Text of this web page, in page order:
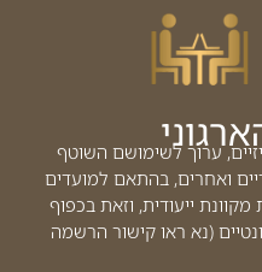
ערוך לשימושם השוטף
ואחרים, בהתאם למועדים
ייעודית, וזאת בכפוף
(נא ראו קישור הרשמה